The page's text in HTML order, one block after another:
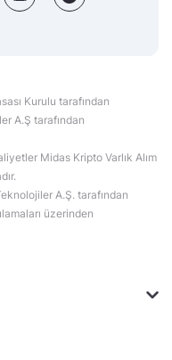
Kurulu tarafından
A.Ş tarafından
Midas Kripto Varlık Alım
A.Ş. tarafından
üzerinden